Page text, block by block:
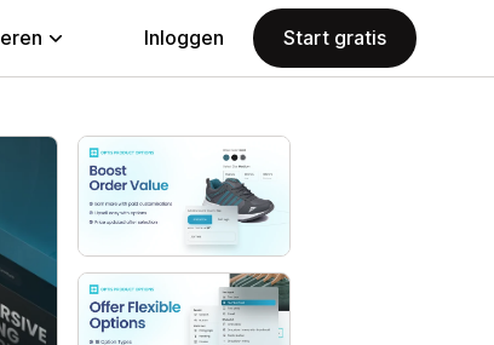
Inloggen Start gratis